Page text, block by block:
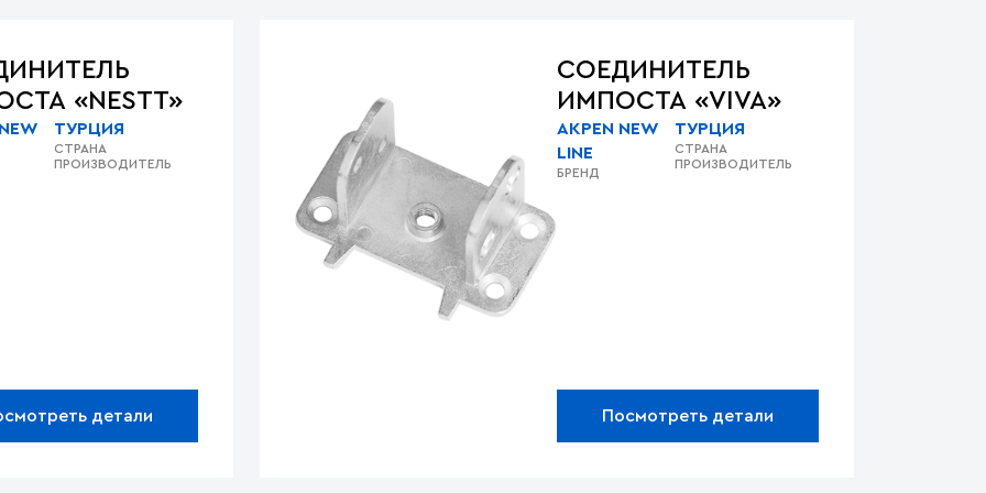
«NESTT»
ТУРЦИЯ
СТРАНА
ПРОИЗВОДИТЕЛЬ
детали
СОЕДИНИТЕЛЬ
ИМПОСТА «VIVA»
AKPEN NEW
LINE
БРЕНД
ТУРЦИЯ
СТРАНА
ПРОИЗВОДИТЕЛЬ
Посмотреть детали